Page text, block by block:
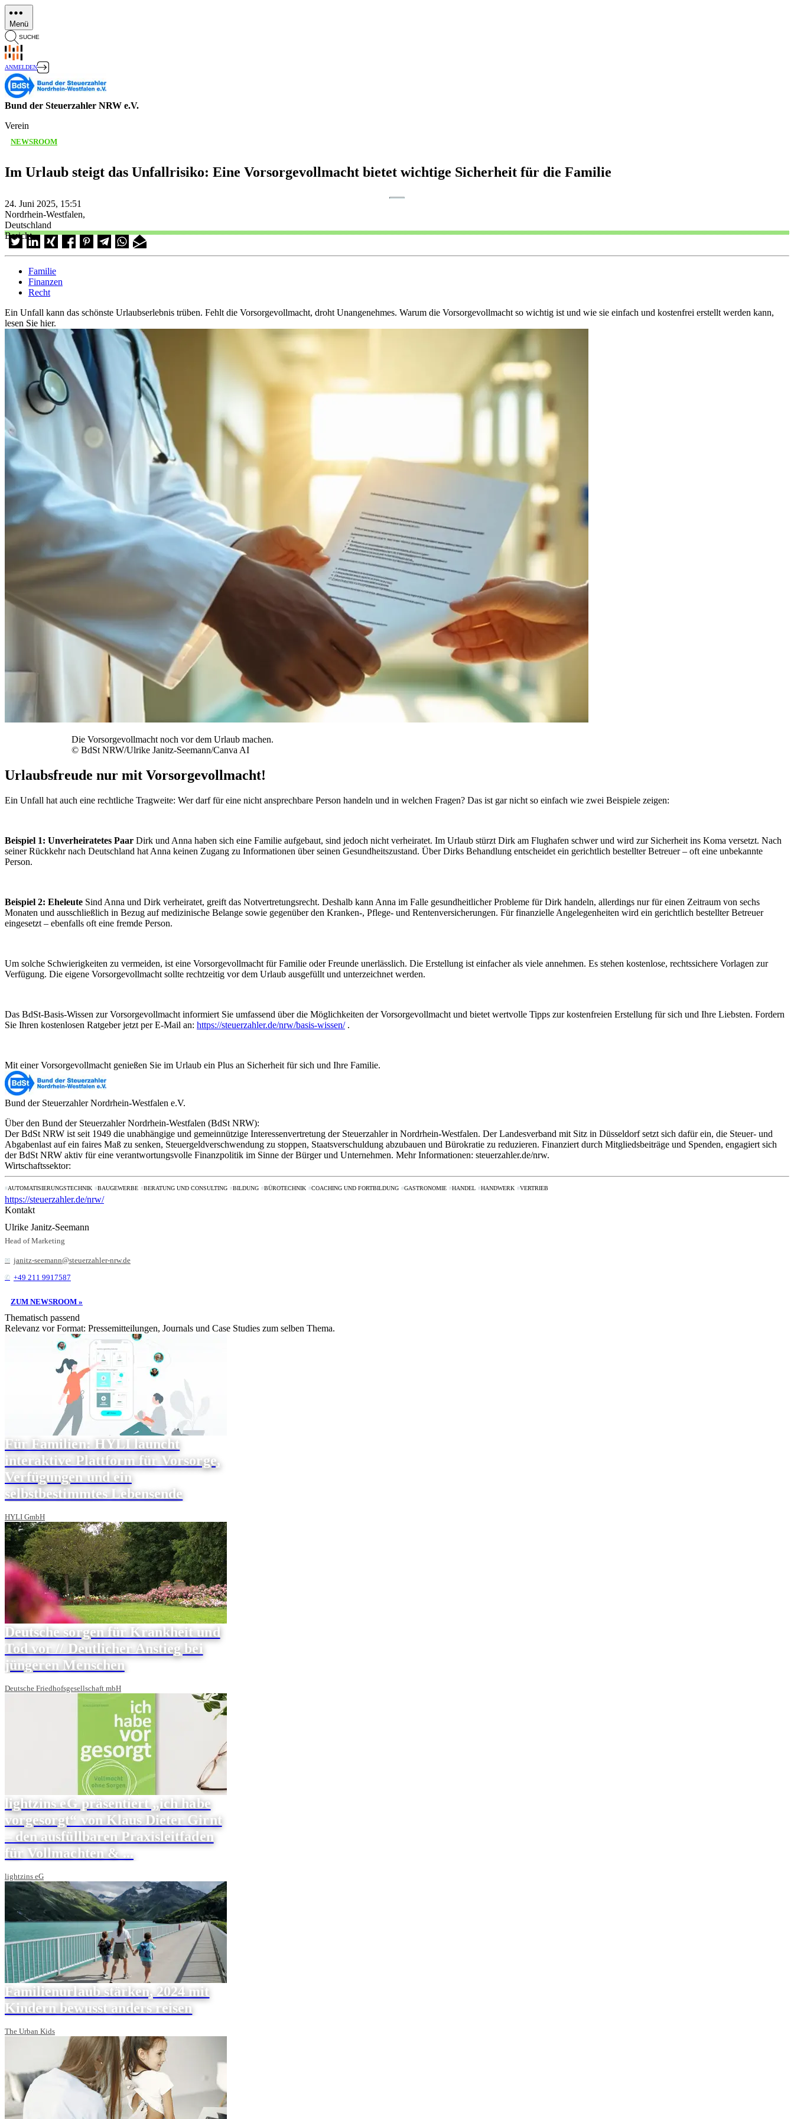
Direkt
zum
Inhalt
Menü
SUCHE
ANMELDEN
Bund der Steuerzahler NRW e.V.
Verein
NEWSROOM
Im Urlaub steigt das Unfallrisiko: Eine Vorsorgevollmacht bietet wichtige Sicherheit für die Familie
24. Juni 2025, 15:51
Nordrhein-Westfalen,
Deutschland
Bericht
Familie
Finanzen
Recht
Ein Unfall kann das schönste Urlaubserlebnis trüben. Fehlt die Vorsorgevollmacht, droht Unangenehmes. Warum die Vorsorgevollmacht so wichtig ist und wie sie einfach und kostenfrei erstellt werden kann,
lesen Sie hier.
Die Vorsorgevollmacht noch vor dem Urlaub machen.
© BdSt NRW/Ulrike Janitz-Seemann/Canva AI
Urlaubsfreude nur mit Vorsorgevollmacht!
Ein Unfall hat auch eine rechtliche Tragweite: Wer darf für eine nicht ansprechbare Person handeln und in welchen Fragen? Das ist gar nicht so einfach wie zwei Beispiele zeigen:
Beispiel 1: Unverheiratetes Paar Dirk und Anna haben sich eine Familie aufgebaut, sind jedoch nicht verheiratet. Im Urlaub stürzt Dirk am Flughafen schwer und wird zur Sicherheit ins Koma versetzt. Nach
seiner Rückkehr nach Deutschland hat Anna keinen Zugang zu Informationen über seinen Gesundheitszustand. Über Dirks Behandlung entscheidet ein gerichtlich bestellter Betreuer – oft eine unbekannte
Person.
Beispiel 2: Eheleute Sind Anna und Dirk verheiratet, greift das Notvertretungsrecht. Deshalb kann Anna im Falle gesundheitlicher Probleme für Dirk handeln, allerdings nur für einen Zeitraum von sechs
Monaten und ausschließlich in Bezug auf medizinische Belange sowie gegenüber den Kranken-, Pflege- und Rentenversicherungen. Für finanzielle Angelegenheiten wird ein gerichtlich bestellter Betreuer
eingesetzt – ebenfalls oft eine fremde Person.
Um solche Schwierigkeiten zu vermeiden, ist eine Vorsorgevollmacht für Familie oder Freunde unerlässlich. Die Erstellung ist einfacher als viele annehmen. Es stehen kostenlose, rechtssichere Vorlagen zur
Verfügung. Die eigene Vorsorgevollmacht sollte rechtzeitig vor dem Urlaub ausgefüllt und unterzeichnet werden.
Das BdSt-Basis-Wissen zur Vorsorgevollmacht informiert Sie umfassend über die Möglichkeiten der Vorsorgevollmacht und bietet wertvolle Tipps zur kostenfreien Erstellung für sich und Ihre Liebsten. Fordern
Sie Ihren kostenlosen Ratgeber jetzt per E-Mail an: https://steuerzahler.de/nrw/basis-wissen/.
Mit einer Vorsorgevollmacht genießen Sie im Urlaub ein Plus an Sicherheit für sich und Ihre Familie.
Bund der Steuerzahler Nordrhein-Westfalen e.V.
Über den Bund der Steuerzahler Nordrhein-Westfalen (BdSt NRW):
Der BdSt NRW ist seit 1949 die unabhängige und gemeinnützige Interessenvertretung der Steuerzahler in Nordrhein-Westfalen. Der Landesverband mit Sitz in Düsseldorf setzt sich dafür ein, die Steuer- und
Abgabenlast auf ein faires Maß zu senken, Steuergeldverschwendung zu stoppen, Staatsverschuldung abzubauen und Bürokratie zu reduzieren. Finanziert durch Mitgliedsbeiträge und Spenden, engagiert sich
der BdSt NRW aktiv für eine verantwortungsvolle Finanzpolitik im Sinne der Bürger und Unternehmen. Mehr Informationen: steuerzahler.de/nrw.
Wirtschaftssektor:
AUTOMATISIERUNGSTECHNIK BAUGEWERBE BERATUNG UND CONSULTING BILDUNG BÜROTECHNIK COACHING UND FORTBILDUNG GASTRONOMIE HANDEL HANDWERK VERTRIEB
https://steuerzahler.de/nrw/
Kontakt
Ulrike Janitz-Seemann
Head of Marketing
janitz-seemann@steuerzahler-nrw.de
+49 211 9917587
ZUM NEWSROOM »
Thematisch passend
Relevanz vor Format: Pressemitteilungen, Journals und Case Studies zum selben Thema.
Für Familien: HYLI launcht
interaktive Plattform für Vorsorge,
Verfügungen und ein
selbstbestimmtes Lebensende
HYLI GmbH
Deutsche sorgen für Krankheit und
Tod vor // Deutlicher Anstieg bei
jüngeren Menschen
Deutsche Friedhofsgesellschaft mbH
lightzins eG präsentiert „ich habe
vorgesorgt“ von Klaus Dieter Girnt
– den ausfüllbaren Praxisleitfaden
für Vollmachten & ...
lightzins eG
Familienurlaub stärken, 2024 mit
Kindern bewusst anders reisen
The Urban Kids